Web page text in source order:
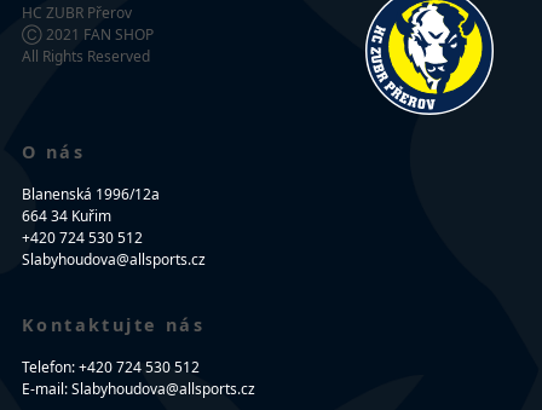
HC ZUBR Přerov
Ⓒ 2021 FAN SHOP
All Rights Reserved
O nás
Blanenská 1996/12a
664 34 Kuřim
+420 724 530 512
Slabyhoudova@allsports.cz
Kontaktujte nás
Telefon: +420 724 530 512
E-mail: Slabyhoudova@allsports.cz